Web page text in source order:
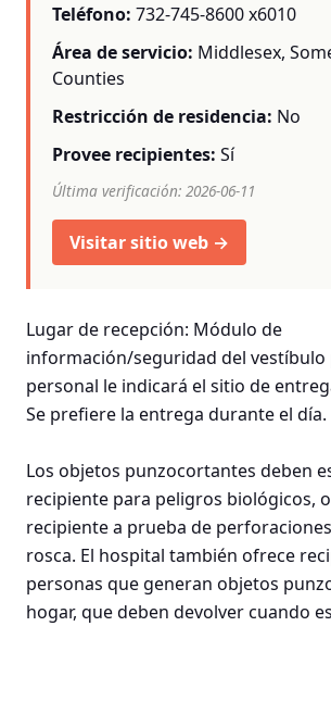
Teléfono: 732-745-8600 x6010
Área de servicio: Middlesex,
Counties
Restricción de residencia: No
Provee recipientes: Sí
Última verificación: 2026-06-11
Visitar sitio web →
Lugar de recepción: Módulo de
información/seguridad del vestíbulo
personal le indicará el sitio de
Se prefiere la entrega durante el día.
Los objetos punzocortantes deben
recipiente para peligros biológicos,
recipiente a prueba de
rosca. El hospital también ofrece
personas que generan objetos
hogar, que deben devolver cuando